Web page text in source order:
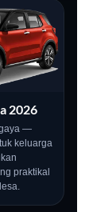
2026
—
keluarga
praktikal